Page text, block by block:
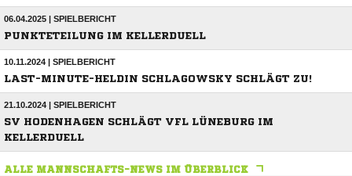
06.04.2025 | SPIELBERICHT
PUNKTETEILUNG IM KELLERDUELL
10.11.2024 | SPIELBERICHT
LAST-MINUTE-HELDIN SCHLAGOWSKY SCHLÄGT ZU!
21.10.2024 | SPIELBERICHT
SV HODENHAGEN SCHLÄGT VFL LÜNEBURG IM
KELLERDUELL
ALLE MANNSCHAFTS-NEWS IM ÜBERBLICK